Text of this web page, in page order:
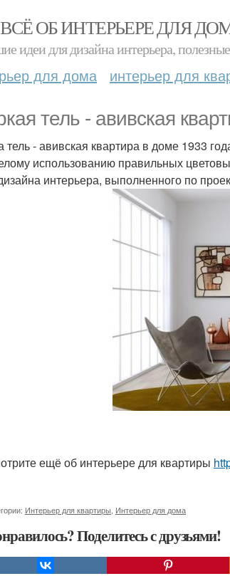
ВСЁ ОБ ИНТЕРЬЕРЕ ДЛЯ
идеи для дизайна интерьера,
для дома интерьер для
тель - авивская
тель - авивская квартира в доме 1933
использованию правильных
интерьера, выполненного по
ещё об интерьере для квартиры
Интерьер для квартиры Интерьер для дома
Поделитесь с друзьями!